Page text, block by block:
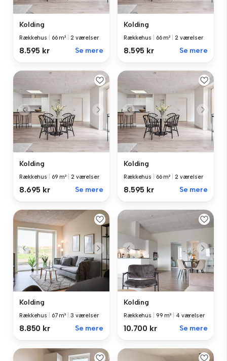
Kolding
Rækkehus 66 m² 2 værelser
8.595 kr Se mere
Kolding
Rækkehus 66 m² 2 værelser
8.595 kr Se mere
Kolding
Rækkehus 69 m² 2 værelser
8.695 kr Se mere
Kolding
Rækkehus 66 m² 2 værelser
8.595 kr Se mere
Kolding
Rækkehus 67 m² 3 værelser
8.850 kr Se mere
Kolding
Rækkehus 99 m² 4 værelser
10.700 kr Se mere